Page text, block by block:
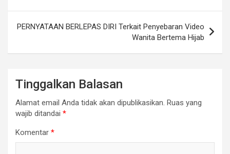
PERNYATAAN BERLEPAS DIRI Terkait Penyebaran Video
Wanita Bertema Hijab
Tinggalkan Balasan
Alamat email Anda tidak akan dipublikasikan. Ruas yang
wajib ditandai *
Komentar *